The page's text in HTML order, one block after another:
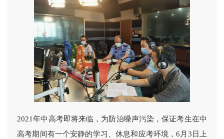
2021年中高考即将来临，为防治噪声污染，保证考生在中
高考期间有一个安静的学习、休息和应考环境，6月3日上